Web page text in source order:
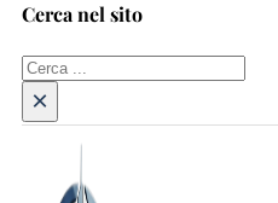
Cerca nel sito
Cerca
×